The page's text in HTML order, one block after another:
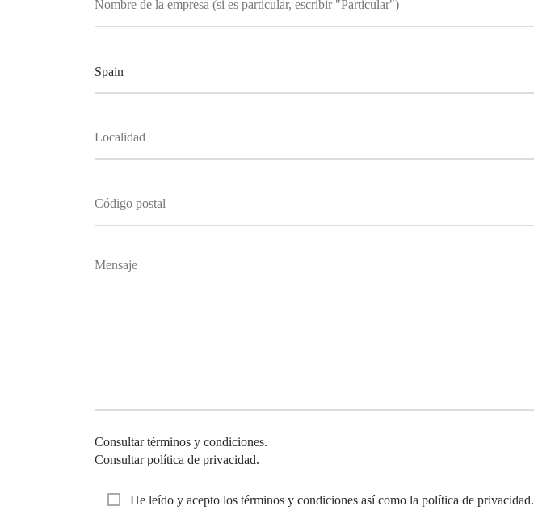
Consultar términos y condiciones.
Consultar política de privacidad.
He leído y acepto los términos y condiciones así como la política de privacidad.